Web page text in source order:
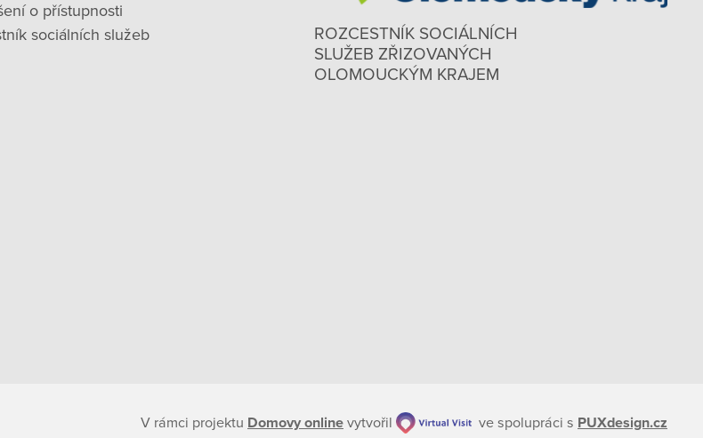
o přístupnosti
sociálních služeb
ROZCESTNÍK SOCIÁLNÍCH
SLUŽEB ZŘIZOVANÝCH
OLOMOUCKÝM KRAJEM
V rámci projektu Domovy online vytvořil ve spolupráci s PUXdesign.cz